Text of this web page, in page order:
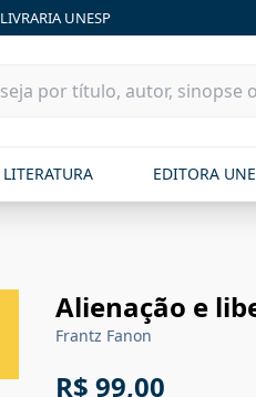
LIVRARIA UNESP
LITERATURA EDITORA
Alienação e
Frantz Fanon
R$ 99,00